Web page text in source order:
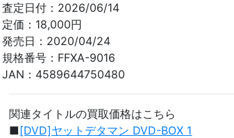
査定日付：2026/06/14
定価：18,000円
発売日：2020/04/24
規格番号：FFXA-9016
JAN：4589644750480
関連タイトルの買取価格はこちら
■[DVD]ヤットデタマン DVD-BOX 1